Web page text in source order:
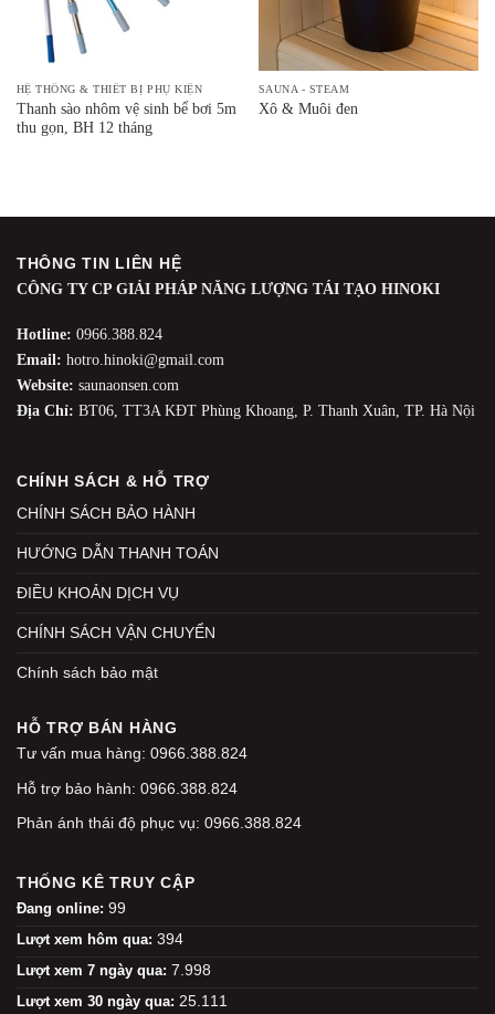
HỆ THỐNG & THIẾT BỊ PHỤ KIỆN
Thanh sào nhôm vệ sinh bể bơi 5m
thu gọn, BH 12 tháng
SAUNA - STEAM
Xô & Muôi đen
THÔNG TIN LIÊN HỆ
CÔNG TY CP GIẢI PHÁP NĂNG LƯỢNG TÁI TẠO HINOKI
Hotline: 0966.388.824
Email: hotro.hinoki@gmail.com
Website: saunaonsen.com
Địa Chỉ: BT06, TT3A KĐT Phùng Khoang, P. Thanh Xuân, TP. Hà Nội
CHÍNH SÁCH & HỖ TRỢ
CHÍNH SÁCH BẢO HÀNH
HƯỚNG DẪN THANH TOÁN
ĐIỀU KHOẢN DỊCH VỤ
CHÍNH SÁCH VẬN CHUYỂN
Chính sách bảo mật
HỖ TRỢ BÁN HÀNG
Tư vấn mua hàng: 0966.388.824
Hỗ trợ bảo hành: 0966.388.824
Phản ánh thái độ phục vụ: 0966.388.824
THỐNG KÊ TRUY CẬP
Đang online: 99
Lượt xem hôm qua: 394
Lượt xem 7 ngày qua: 7.998
Lượt xem 30 ngày qua: 25.111